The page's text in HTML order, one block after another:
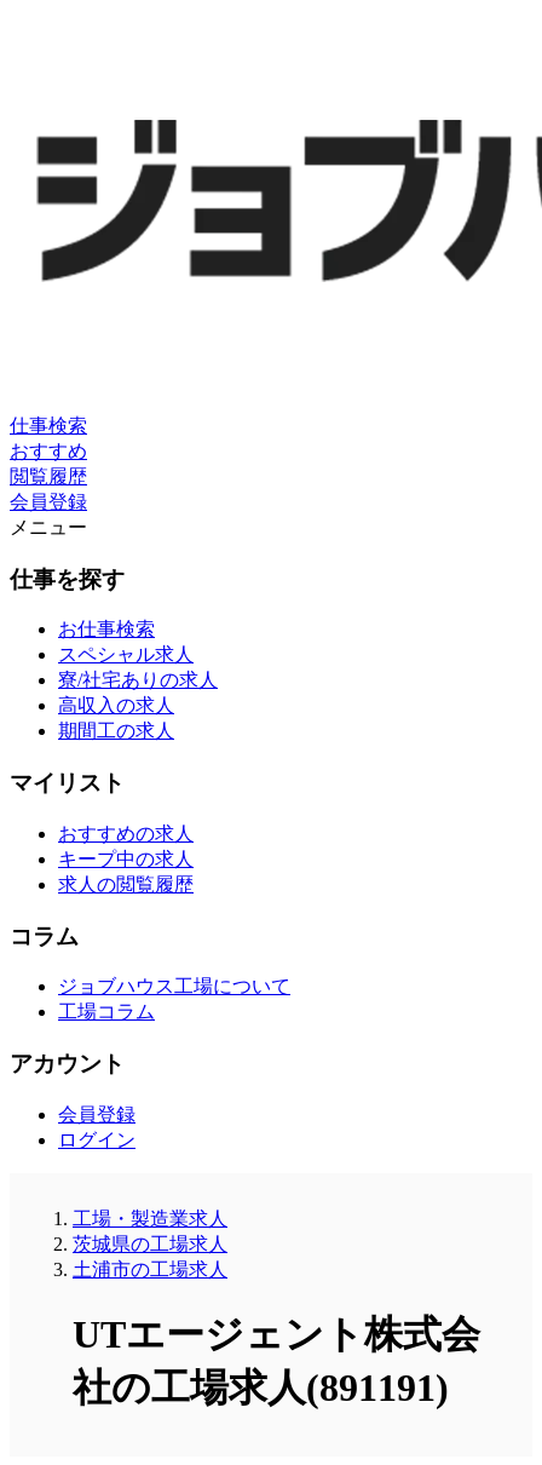
仕事検索
おすすめ
閲覧履歴
会員登録
メニュー
仕事を探す
お仕事検索
スペシャル求人
寮/社宅ありの求人
高収入の求人
期間工の求人
マイリスト
おすすめの求人
キープ中の求人
求人の閲覧履歴
コラム
ジョブハウス工場について
工場コラム
アカウント
会員登録
ログイン
工場・製造業求人
茨城県の工場求人
土浦市の工場求人
UTエージェント株式会
社の工場求人(891191)